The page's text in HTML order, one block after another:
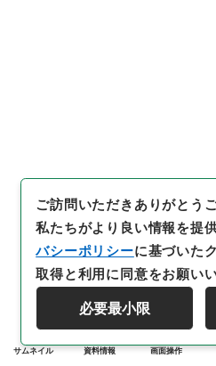
サムネイル 資料情報 画面操作
ご訪問いただきありがとう
私たちがより良い情報を提
バシーポリシーに基づいた
取得と利用に同意をお願い
必要最小限